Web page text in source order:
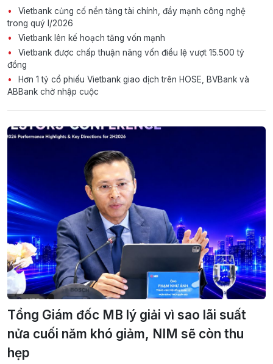
Vietbank củng cố nền tảng tài chính, đẩy mạnh công nghệ
trong quý I/2026
Vietbank lên kế hoạch tăng vốn mạnh
Vietbank được chấp thuận nâng vốn điều lệ vượt 15.500 tỷ
đồng
Hơn 1 tỷ cổ phiếu Vietbank giao dịch trên HOSE, BVBank và
ABBank chờ nhập cuộc
Tổng Giám đốc MB lý giải vì sao lãi suất
nửa cuối năm khó giảm, NIM sẽ còn thu
hẹp